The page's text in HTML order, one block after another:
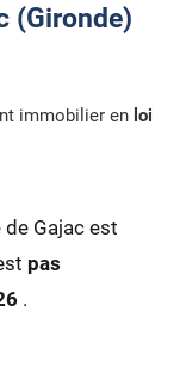
(Gironde)
immobilier en loi
Gajac est
pas
.